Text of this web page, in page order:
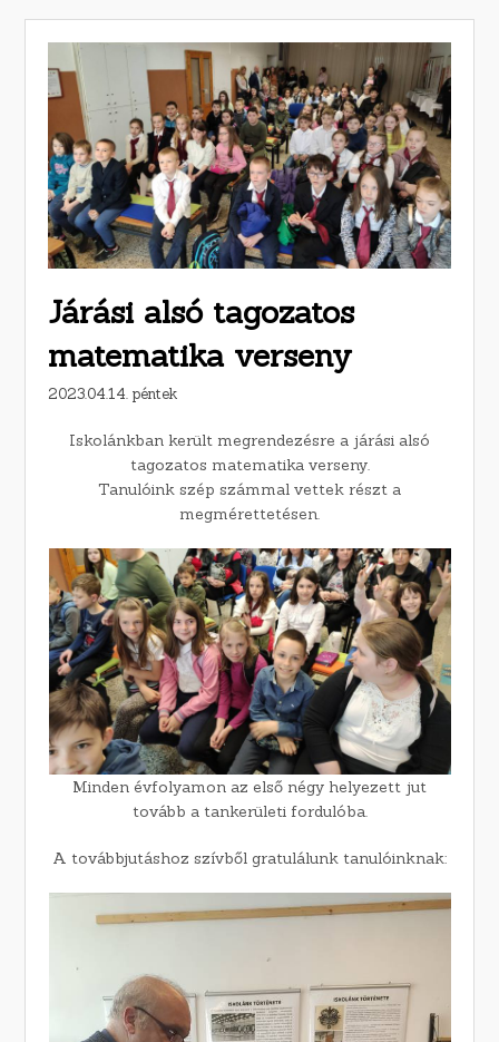
Járási alsó tagozatos
matematika verseny
2023.04.14. péntek
Iskolánkban került megrendezésre a járási alsó
tagozatos matematika verseny.
Tanulóink szép számmal vettek részt a
megmérettetésen.
Minden évfolyamon az első négy helyezett jut
tovább a tankerületi fordulóba.
A továbbjutáshoz szívből gratulálunk tanulóinknak: